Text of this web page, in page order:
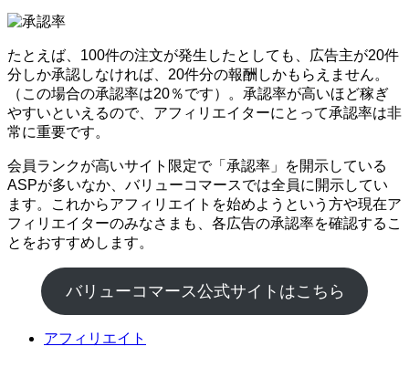
たとえば、100件の注文が発生したとしても、広告主が20件
分しか承認しなければ、20件分の報酬しかもらえません。
（この場合の承認率は20％です）。承認率が高いほど稼ぎ
やすいといえるので、アフィリエイターにとって承認率は非
常に重要です。
会員ランクが高いサイト限定で「承認率」を開示している
ASPが多いなか、バリューコマースでは全員に開示してい
ます。これからアフィリエイトを始めようという方や現在ア
フィリエイターのみなさまも、各広告の承認率を確認するこ
とをおすすめします。
バリューコマース公式サイトはこちら
アフィリエイト